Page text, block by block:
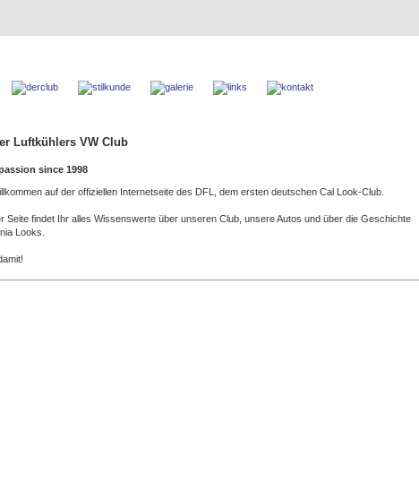
Luftkühlers VW Club
since 1998
auf der offiziellen Internetseite des DFL, dem ersten deutschen Cal Look-Club.
Seite findet Ihr alles Wissenswerte über unseren Club, unsere Autos und über die Geschichte
Looks.